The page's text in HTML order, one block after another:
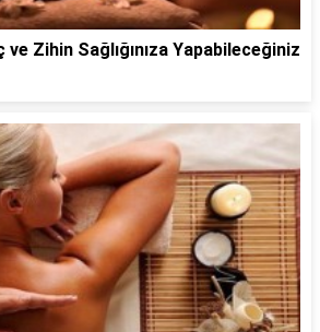
ve Zihin Sağlığınıza Yapabileceğiniz